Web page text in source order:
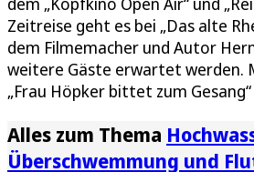
Zeitreise geht es bei „Das alte
dem Filmemacher und Autor
weitere Gäste erwartet werden.
„Frau Höpker bittet zum
Alles zum Thema
Überschwemmung und